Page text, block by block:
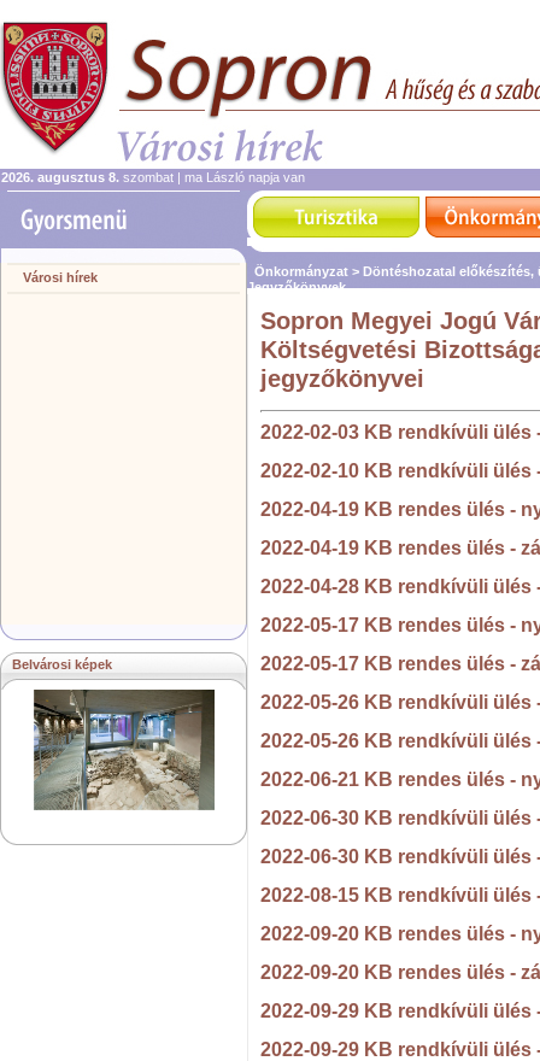
2026. augusztus 8. szombat | ma László napja van
Városi hírek
Belvárosi képek
Önkormányzat > Döntéshozatal előkészítés,
Jegyzőkönyvek
Sopron Megyei Jogú
Költségvetési
jegyzőkönyvei
2022-02-03 KB rendkívüli
2022-02-10 KB rendkívüli
2022-04-19 KB rendes ülés -
2022-04-19 KB rendes ülés -
2022-04-28 KB rendkívüli
2022-05-17 KB rendes ülés -
2022-05-17 KB rendes ülés -
2022-05-26 KB rendkívüli
2022-05-26 KB rendkívüli
2022-06-21 KB rendes ülés -
2022-06-30 KB rendkívüli
2022-06-30 KB rendkívüli
2022-08-15 KB rendkívüli
2022-09-20 KB rendes ülés -
2022-09-20 KB rendes ülés -
2022-09-29 KB rendkívüli
2022-09-29 KB rendkívüli